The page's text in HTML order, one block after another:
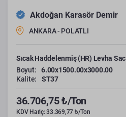
Akdoğan Karasör Demir
ANKARA - POLATLI
Sıcak Haddelenmiş (HR) Levha Sac
Boyut:
6.00x1500.00x3000.00
Kalite:
ST37
36.706,75 ₺/Ton
KDV Hariç: 33.369,77 ₺/Ton